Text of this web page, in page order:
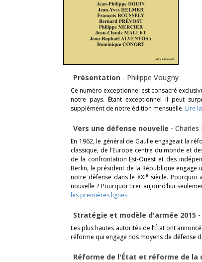
Présentation - Philippe Vougny
Ce numéro exceptionnel est consacré
notre pays. Étant exceptionnel il peut
supplément de notre édition mensuelle. Lire
Vers une défense nouvelle - Charles
En 1962, le général de Gaulle engageait la
classique, de l’Europe centre du monde et
de la confrontation Est-Ouest et des
Berlin, le président de la République
notre défense dans le XXIe siècle. Pourquoi
nouvelle ? Pourquoi tirer aujourd’hui
les premières lignes
Stratégie et modèle d'armée 2015 -
Les plus hautes autorités de l’État ont
réforme qui engage nos moyens de défense
Réforme de l'État et réforme de la